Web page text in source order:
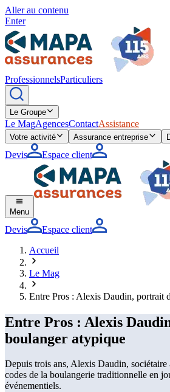
Aller au contenu
Enter
ProfessionnelsParticuliers
Le Groupe
Le MagAgencesContactAssistance
Votre activité Assurance entreprise
Devis Espace client
Menu
Devis
Espace client
Accueil
Le Mag
Entre Pros : Alexis Daudin, portrait
Entre Pros : Alexis
boulanger atypique
Depuis trois ans, Alexis Daudin,
codes de la boulangerie traditionnelle en
événementiels.